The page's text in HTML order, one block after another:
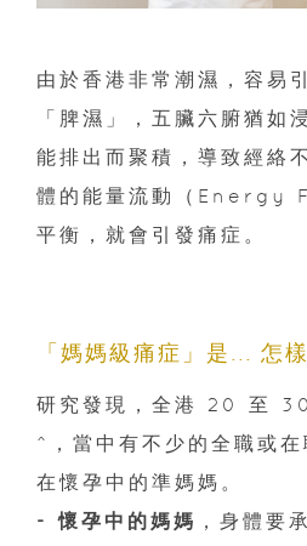
由於香港非常潮濕，容易
「脾濕」，五臟六腑猶如
能排出而聚積，導致經絡
體的能量流動（Energy
平衡，就會引發痛症。
「媽媽級痛症」是... 怎
研究發現，全港 20 至
^，當中有不少的全職或
在懷孕中的準媽媽。
- 懷孕中的媽媽 ，身體要